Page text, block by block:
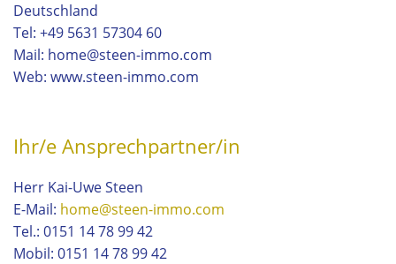
Deutschland
Tel: +49 5631 57304 60
Mail: home@steen-immo.com
Web: www.steen-immo.com
Ihr/e Ansprechpartner/in
Herr Kai-Uwe Steen
E-Mail: home@steen-immo.com
Tel.: 0151 14 78 99 42
Mobil: 0151 14 78 99 42